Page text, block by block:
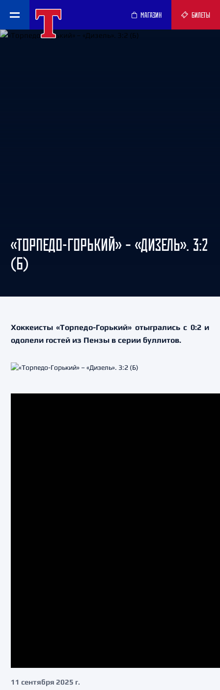
МАГАЗИН БИЛЕТЫ
«ТОРПЕДО-ГОРЬКИЙ» – «ДИЗЕЛЬ». 3:2
(Б)
Хоккеисты «Торпедо-Горький» отыгрались с 0:2 и
одолели гостей из Пензы в серии буллитов.
11 сентября 2025 г.